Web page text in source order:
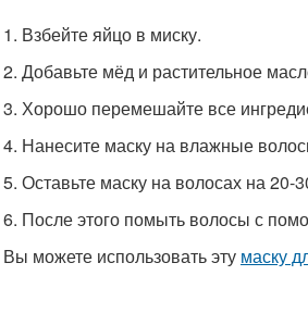
1. Взбейте яйцо в миску.
2. Добавьте мёд и растительное
3. Хорошо перемешайте все
4. Нанесите маску на влажные
5. Оставьте маску на волосах на 20-
6. После этого помыть волосы с
Вы можете использовать эту маску